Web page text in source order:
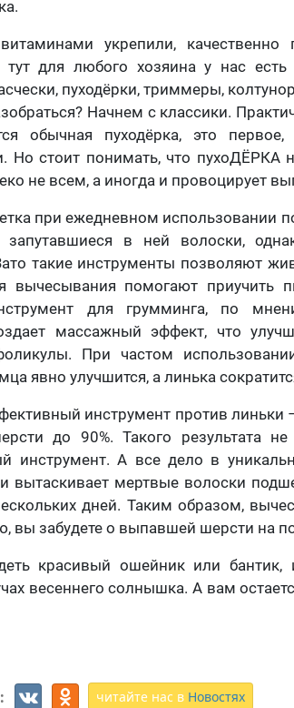
укрепили,
тут для любого хозяина у нас
пуходёрки, триммеры,
Начнем с классики.
обычная пуходёрка, это
Но стоит понимать, что пухоДЁРКА
не всем, а иногда и провоцирует
при ежедневном использовании
в ней волоски,
такие инструменты позволяют
вычесывания помогают приучить
для грумминга, по
массажный эффект, что
При частом
явно улучшится, а линька
инструмент против линьки
до 90%. Такого результата
инструмент. А все дело в
вытаскивает мертвые волоски
дней. Таким образом,
вы забудете о выпавшей шерсти на
красивый ошейник или
весеннего солнышка. А вам
читайте нас в Новостях